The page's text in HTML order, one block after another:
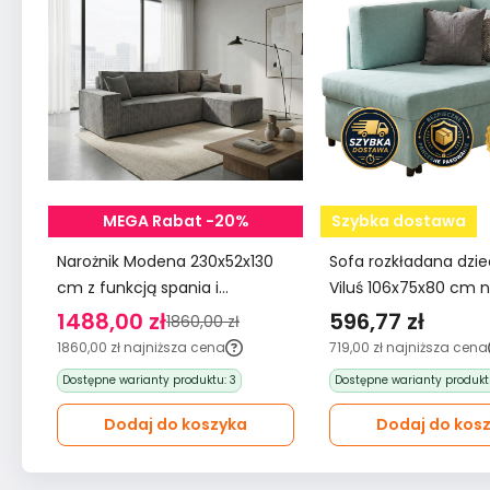
MEGA Rabat -20%
Narożnik Modena 230x52x130
cm z funkcją spania i
pojemnikiem sztruks szary do
salonu
1488,00 zł1860,00 zł
1860,00 zł najniższa cena
Dostępne warianty produktu: 3
Dodaj do koszyka
Szybka dostawa
Sofa rozkładana
Viluś 106x75x80 cm
jednoosobowy do
funkcją spania i
przechowywania dla
miętowy
596,77 zł
719,00 zł najniższa cena
Dostępne warianty
Dodaj do